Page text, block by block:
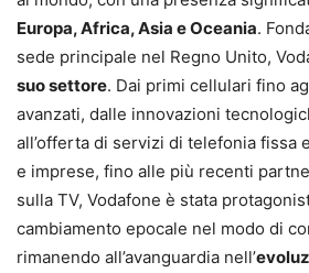
Europa, Africa, Asia e Oceania.
sede principale nel Regno Unito,
suo settore. Dai primi cellulari fino
avanzati, dalle innovazioni
all’offerta di servizi di telefonia fissa
e imprese, fino alle più recenti
sulla TV, Vodafone è stata
cambiamento epocale nel modo di
rimanendo all’avanguardia nell’